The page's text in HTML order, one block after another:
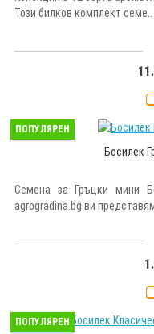
Този билков комплект семе..
ПОПУЛЯРЕН
Босилек
Семена за Гръцки мини
agrogradina.bg ви
ПОПУЛЯРЕН